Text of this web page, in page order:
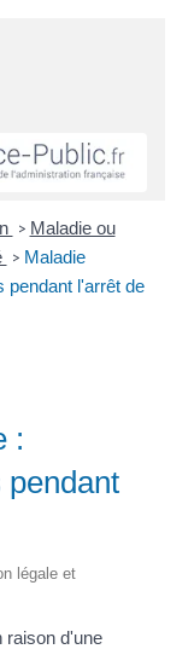
> Maladie ou
> Maladie
pendant l'arrêt de
:
légale et
raison d'une